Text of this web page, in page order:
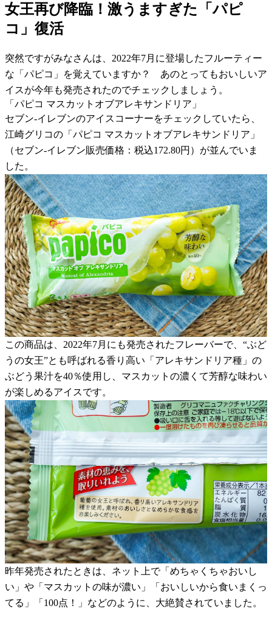
女王再び降臨！激うますぎた「パピ
コ」復活
突然ですがみなさんは、2022年7月に登場したフルーティー
な「パピコ」を覚えていますか？ あのとってもおいしいア
イスが今年も発売されたのでチェックしましょう。
「パピコ マスカットオブアレキサンドリア」
セブン-イレブンのアイスコーナーをチェックしていたら、
江崎グリコの「パピコ マスカットオブアレキサンドリア」
（セブン-イレブン販売価格：税込172.80円）が並んでいま
した。
この商品は、2022年7月にも発売されたフレーバーで、“ぶど
うの女王”とも呼ばれる香り高い「アレキサンドリア種」の
ぶどう果汁を40％使用し、マスカットの濃くて芳醇な味わい
が楽しめるアイスです。
昨年発売されたときは、ネット上で「めちゃくちゃおいし
い」や「マスカットの味が濃い」「おいしいから食いまくっ
てる」「100点！」などのように、大絶賛されていました。